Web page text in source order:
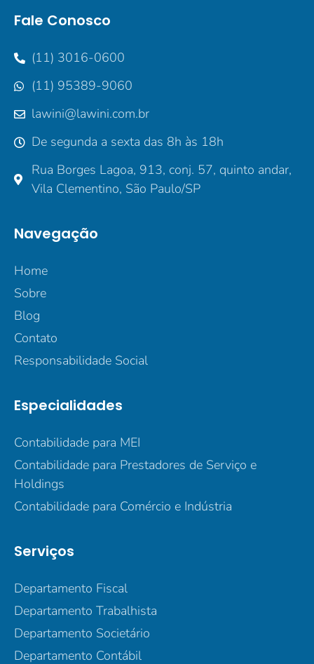
Fale Conosco
(11) 3016-0600
(11) 95389-9060
lawini@lawini.com.br
De segunda a sexta das 8h às 18h
Rua Borges Lagoa, 913, conj. 57, quinto andar,
Vila Clementino, São Paulo/SP
Navegação
Home
Sobre
Blog
Contato
Responsabilidade Social
Especialidades
Contabilidade para MEI
Contabilidade para Prestadores de Serviço e
Holdings
Contabilidade para Comércio e Indústria
Serviços
Departamento Fiscal
Departamento Trabalhista
Departamento Societário
Departamento Contábil